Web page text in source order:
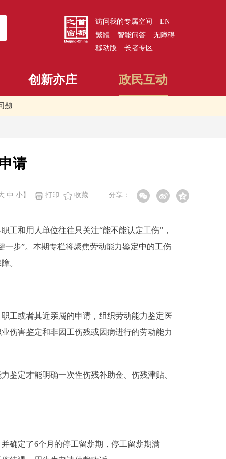
访问我的专属空间
EN
繁體
智能问答
无障碍
移动版
长者专区
创新亦庄 政民互动
题
请
分享：
中 小 】 打印 收藏
和用人单位往往只关注“能不能认定工伤”，
步”。本期专栏将聚焦劳动能力鉴定中的工伤
。
工或者其近亲属的申请，组织劳动能力鉴定医
伤害鉴定和非因工伤残或因病进行的劳动能力
定才能明确一次性伤残补助金、伤残津贴、
确定了6个月的停工留薪期，停工留薪期满